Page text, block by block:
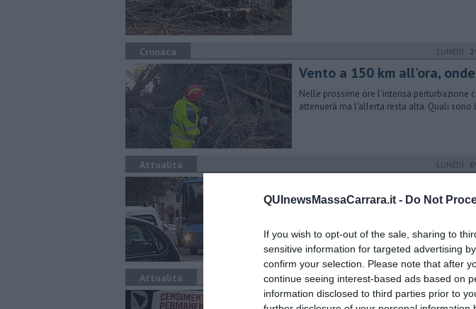
QUInewsMassaCarrara.it - Do Not
If you wish to opt-out of the sale, sharing to
sensitive information for targeted advertising
confirm your selection. Please note that after
continue seeing interest-based ads based on
information disclosed to third parties prior to
Cronaca LUNEDÌ
Vento a 150 km all'ora,
Nelle prossime ore l'intensa perturbazione
attenuerà ma l'allerta resta alta. Quali sono
Attualità LUNEDÌ
L'allarme terremoto sta creando notevoli
Attualità GIOVEDÌ
Censimento 2022 allo